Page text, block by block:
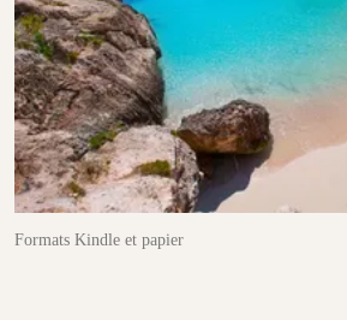
Formats Kindle et papier